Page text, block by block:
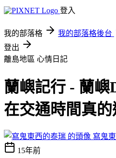
登入
我的部落格 我的部落格後台
登出
離島地區 心情日記
蘭嶼記行 - 蘭嶼
在交通時間真
寫鬼
15年前